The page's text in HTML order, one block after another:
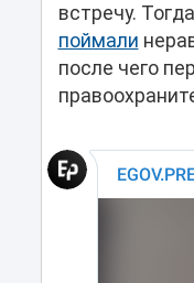
встречу.
поймали
после чего